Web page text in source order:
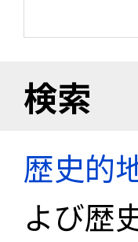
検索
歴史的
よび歴